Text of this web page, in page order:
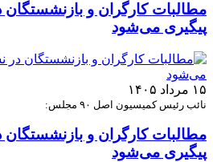
مطالبات کارگران و
پیگیری می‌شود
۱۵ مرداد ۱۴۰۵
نائب رئیس کمیسیون اصل ۹۰ مجلس:
مطالبات کارگران و
پیگیری می‌شود